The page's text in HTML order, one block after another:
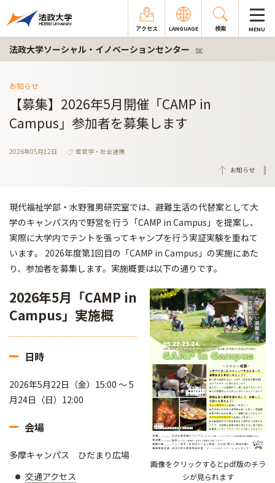
アクセス LANGUAGE 検索 MENU
法政大学ソーシャル・イノベーションセンター SIC
お知らせ
【募集】2026年5月開催「CAMP in
Campus」参加者を募集します
2026年05月12日
産官学・社会連携
お知らせ
現代福祉学部・水野雅男研究室では、避難生活の代替案として大
学のキャンパス内で野営を行う「CAMP in Campus」を提案し、
実際に大学内でテントを張ってキャンプを行う実証実験を重ねて
います。 2026年度第1回目の「CAMP in Campus」の実施にあた
り、参加者を募集します。実施概要は以下の通りです。
画像をクリックするとpdf版のチラ
シが見られます
2026年5月「CAMP in
Campus」実施概
日時
2026年5月22日（金）15:00 ～ 5
月24日（日）12:00
会場
多摩キャンパス ひだまり広場
交通アクセス